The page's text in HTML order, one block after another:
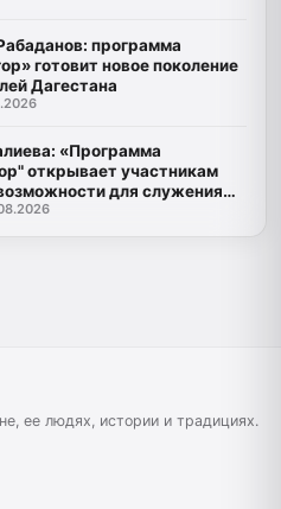
программа
готовит новое поколение
Дагестана
«Программа
открывает участникам
для служения
ее людях, истории и традициях.